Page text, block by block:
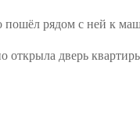
пошёл рядом с ней к
открыла дверь